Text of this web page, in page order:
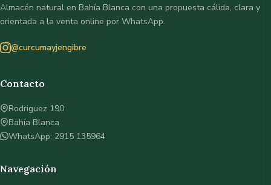
Almacén natural en Bahía Blanca con una propuesta cálida, clara y
orientada a la venta online por WhatsApp.
@curcumayjengibre
Contacto
Rodriguez 190
Bahía Blanca
WhatsApp: 2915 135964
Navegación